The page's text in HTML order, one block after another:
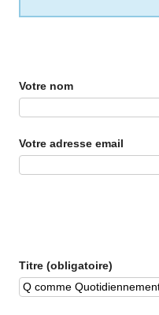
Votre nom
Votre adresse email
Titre (obligatoire)